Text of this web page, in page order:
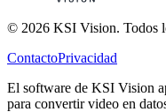
© 2026 KSI Vision. Todos
ContactoPrivacidad
El software de KSI Vision
para convertir video en